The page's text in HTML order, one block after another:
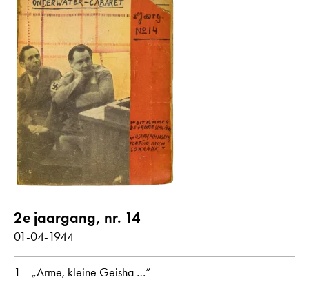
Japan
alle weergeven
Gedichten met audiobijdrage
jaar
alle 1944
maand
2e jaargang, nr. 14
01-04-1944
1 „Arme, kleine Geisha …“